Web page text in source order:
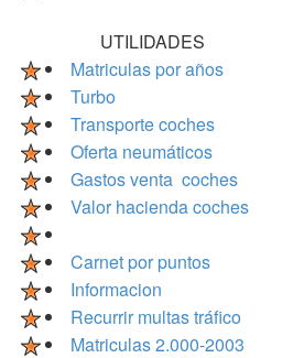
UTILIDADES
Matriculas por años
Turbo
Transporte coches
Oferta neumáticos
Gastos venta coches
Valor hacienda coches
Carnet por puntos
Informacion
Recurrir multas tráfico
Matriculas 2.000-2003